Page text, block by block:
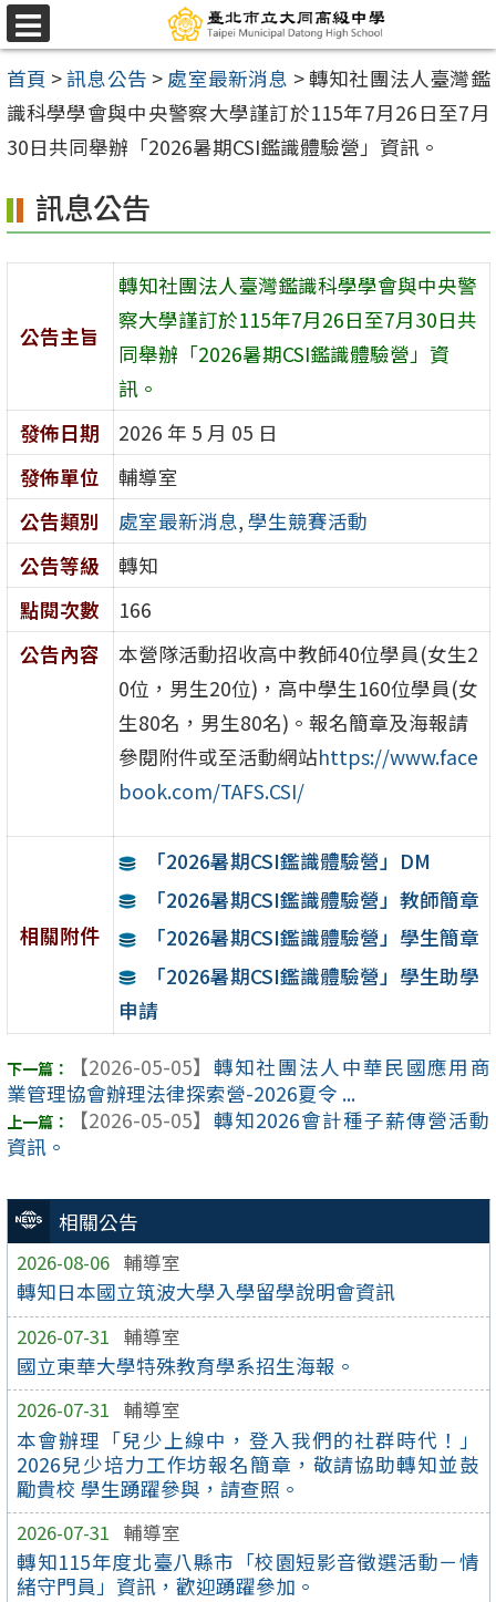
跳
至
主
要
內
區
選
單
首頁 >訊息公告 > 處室最新消息 >轉知社團法人臺灣鑑
識科學學會與中央警察大學謹訂於115年7月26日至7月
30日共同舉辦「2026暑期CSI鑑識體驗營」資訊。
相關公告
2026-08-06 輔導室
轉知日本國立筑波大學入學留學說明會資訊
2026-07-31 輔導室
國立東華大學特殊教育學系招生海報。
2026-07-31 輔導室
本會辦理「兒少上線中，登入我們的社群時代！」
2026兒少培力工作坊報名簡章，敬請協助轉知並鼓
勵貴校 學生踴躍參與，請查照。
2026-07-31 輔導室
轉知115年度北臺八縣市「校園短影音徵選活動－情
緒守門員」資訊，歡迎踴躍參加。
訊息公告
公告主旨
轉知社團法人臺灣鑑識科學學會與中央警
察大學謹訂於115年7月26日至7月30日共
同舉辦「2026暑期CSI鑑識體驗營」資
訊。
發佈日期
2026 年 5 月 05 日
發佈單位
輔導室
公告類別
處室最新消息, 學生競賽活動
公告等級
轉知
點閱次數
166
公告內容
本營隊活動招收高中教師40位學員(女生2
0位，男生20位)，高中學生160位學員(女
生80名，男生80名)。報名簡章及海報請
參閱附件或至活動網站https://www.face
book.com/TAFS.CSI/
相關附件
「2026暑期CSI鑑識體驗營」DM
「2026暑期CSI鑑識體驗營」教師簡章
「2026暑期CSI鑑識體驗營」學生簡章
「2026暑期CSI鑑識體驗營」學生助學
申請
【2026-05-05】 轉知社團法人中華民國應用商
業管理協會辦理法律探索營-2026夏令 ...
【2026-05-05】 轉知2026會計種子薪傳營活動
資訊。